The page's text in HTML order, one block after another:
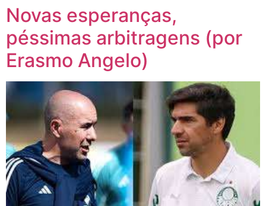
Novas esperanças,
péssimas arbitragens (por
Erasmo Angelo)